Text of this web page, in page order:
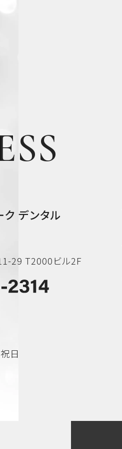
ク デンタル
29 T2000ビル2F
日